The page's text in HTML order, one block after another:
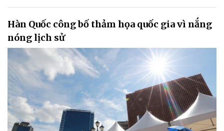
Hàn Quốc công bố thảm họa quốc gia vì nắng
nóng lịch sử